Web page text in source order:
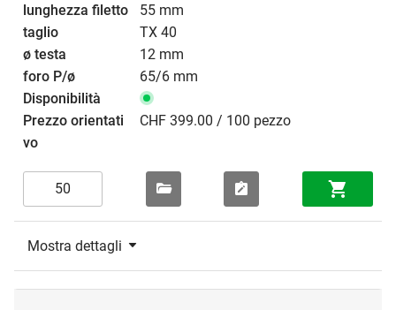
55 mm
TX 40
12 mm
65/6 mm
CHF 399.00 / 100 pezzo
Mostra dettagli